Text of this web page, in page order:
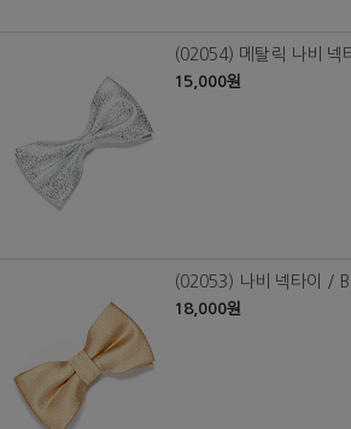
(02054) 메탈릭 나비 넥
15,000원
(02053) 나비 넥타이 /
18,000원